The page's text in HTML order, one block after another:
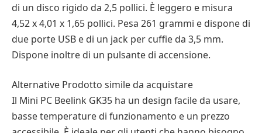
di un disco rigido da 2,5 pollici. È leggero e misura
4,52 x 4,01 x 1,65 pollici. Pesa 261 grammi e dispone di
due porte USB e di un jack per cuffie da 3,5 mm.
Dispone inoltre di un pulsante di accensione.
Alternative Prodotto simile da acquistare
Il Mini PC Beelink GK35 ha un design facile da usare,
basse temperature di funzionamento e un prezzo